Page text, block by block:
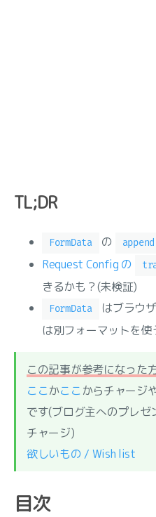
TL;DR
FormData の append
Request Config の
きるかも？(未検証)
FormData
はブラウ
は別フォーマットを
この記事が参考になった
ここかここ からチャージ
です(ブログ主へのプレ
チャージ)
欲しいもの / Wish list
目次